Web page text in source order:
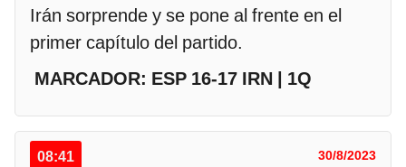
Irán sorprende y se pone al frente en el
primer capítulo del partido.
MARCADOR: ESP 16-17 IRN | 1Q
08:41 30/8/2023